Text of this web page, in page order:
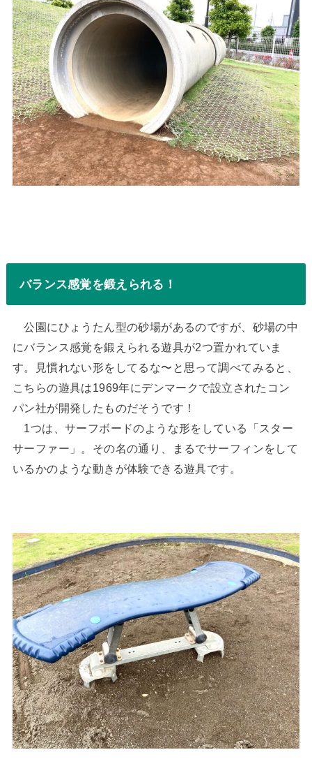
バランス感覚を鍛えられる！
公園にひょうたん型の砂場があるのですが、砂場の中
にバランス感覚を鍛えられる遊具が2つ置かれていま
す。見慣れない形をしてるな〜と思って調べてみると、
こちらの遊具は1969年にデンマークで設立されたコン
パン社が開発したものだそうです！
1つは、サーフボードのような形をしている「スター
サーファー」。その名の通り、まるでサーフィンをして
いるかのような動きが体験できる遊具です。